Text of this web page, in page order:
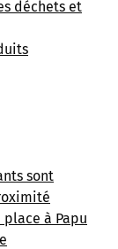
déchets et
sont
place à Papu